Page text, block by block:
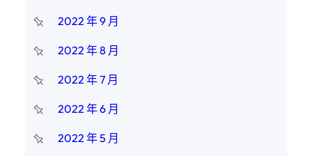
2022 年 9 月
2022 年 8 月
2022 年 7 月
2022 年 6 月
2022 年 5 月